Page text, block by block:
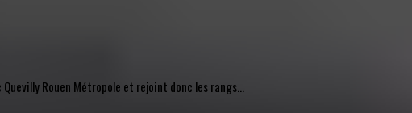
Rouen Métropole et rejoint donc les rangs...